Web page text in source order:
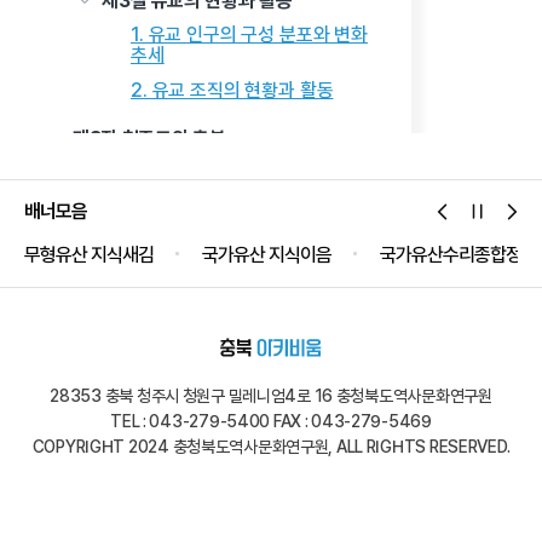
1. 유교 인구의 구성 분포와 변화
추세
2. 유교 조직의 현황과 활동
제3장 천주교와 충북
1. 황사영 알렉시오
(1775~1801)
3. 가경자 최양업 토마스 신부
4. 임 가밀로(C. Bouillon,
任加彌, 1869~1947) 신부
5. 홍병철 루카 신부
배너모음
무형유산 지식새김
국가유산 지식이음 국가유산수리종합정보
28353 충북 청주시 청원구 밀레니엄4로 16 충청북도역사문화연구원
TEL : 043-279-5400 FAX : 043-279-5469
COPYRIGHT 2024 충청북도역사문화연구원, ALL RIGHTS RESERVED.